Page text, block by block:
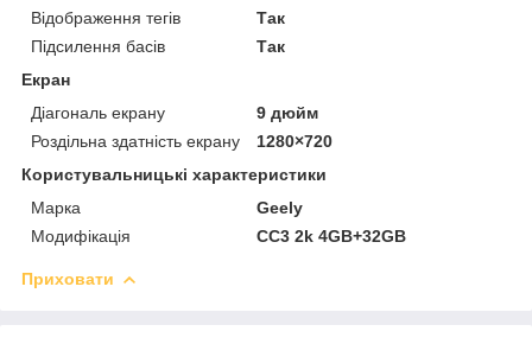
Відображення тегів
Так
Підсилення басів
Так
Екран
Діагональ екрану
9 дюйм
Роздільна здатність екрану
1280×720
Користувальницькі характеристики
Марка
Geely
Модифікація
CC3 2k 4GB+32GB
Приховати